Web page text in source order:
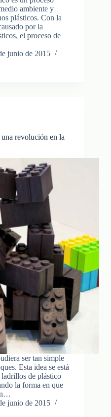
ambiente y
plásticos. Con la
por la
el proceso de
junio de 2015
revolución en la
ser tan simple
Esta idea se está
de plástico
la forma en que
junio de 2015